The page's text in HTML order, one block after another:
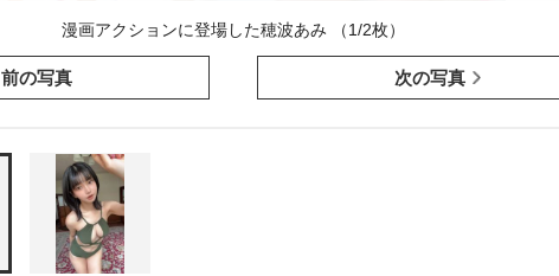
漫画アクションに登場した穂波あみ （1/2枚）
前の写真 次の写真